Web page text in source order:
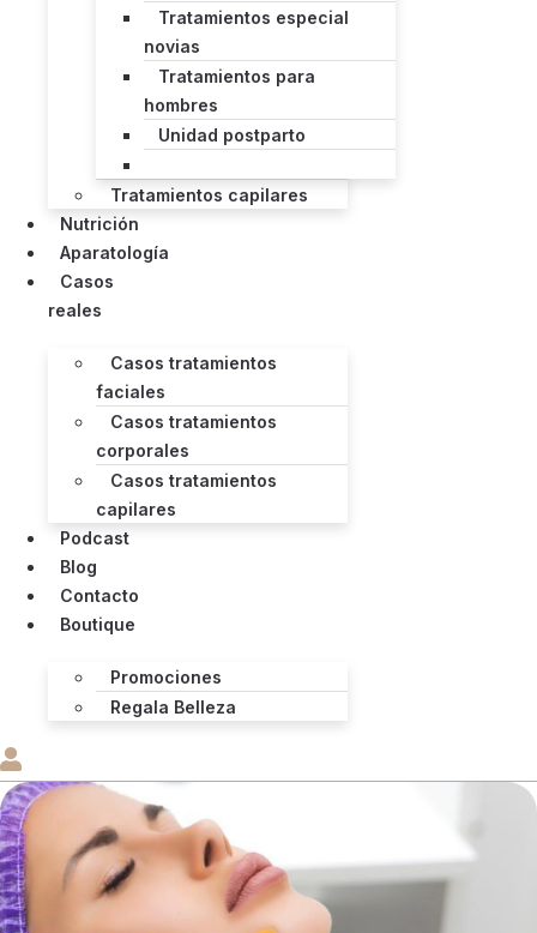
Tratamientos especial
novias
Tratamientos para
hombres
Unidad postparto
Tratamientos capilares
Nutrición
Aparatología
Casos
reales
Casos tratamientos
faciales
Casos tratamientos
corporales
Casos tratamientos
capilares
Podcast
Blog
Contacto
Boutique
Promociones
Regala Belleza